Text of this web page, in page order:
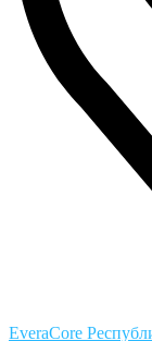
EveraCore